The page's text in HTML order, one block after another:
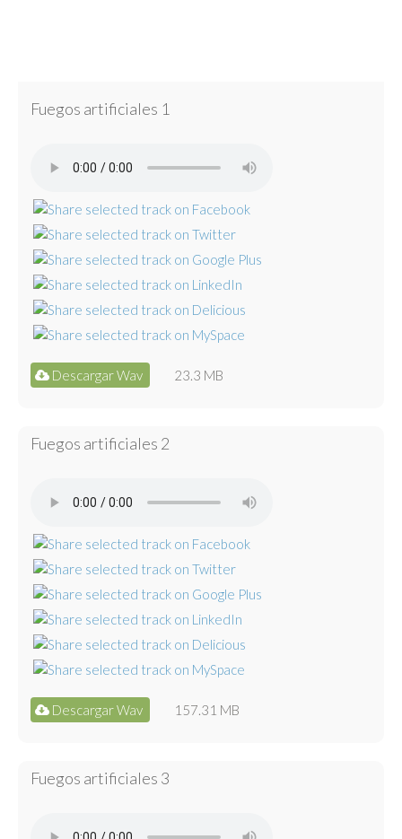
Fuegos artificiales 1
Descargar Wav 23.3 MB
Fuegos artificiales 2
Descargar Wav 157.31 MB
Fuegos artificiales 3